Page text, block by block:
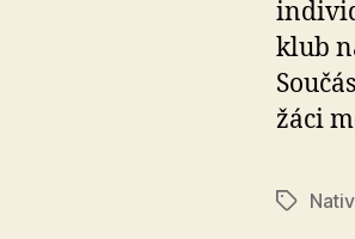
klub
žáci
Štítky